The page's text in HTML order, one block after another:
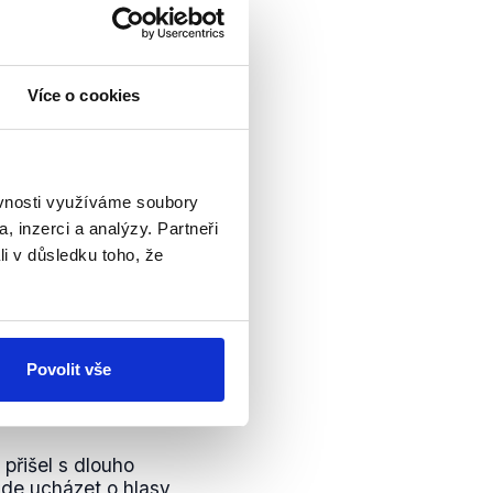
Více o cookies
využíváme soubory
inzerci a analýzy. Partneři
v důsledku toho, že
Povolit vše
. Sám si
kvůli jeho
že by předseda
nebude
prezidenta
s dlouho
ucházet o hlasy